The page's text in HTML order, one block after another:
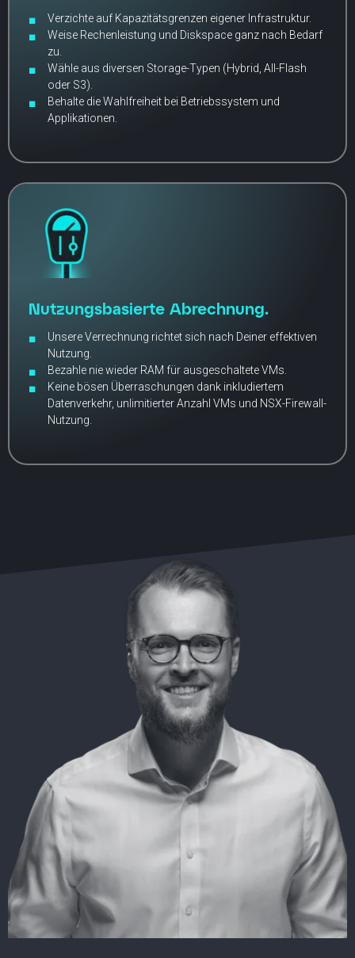
Verzichte auf Kapazitätsgrenzen eigener Infrastruktur.
Weise Rechenleistung und Diskspace ganz nach Bedarf
zu.
Wähle aus diversen Storage-Typen (Hybrid, All-Flash
oder S3).
Behalte die Wahlfreiheit bei Betriebssystem und
Applikationen.
Nutzungsbasierte Abrechnung.
Unsere Verrechnung richtet sich nach Deiner effektiven
Nutzung.
Bezahle nie wieder RAM für ausgeschaltete VMs.
Keine bösen Überraschungen dank inkludiertem
Datenverkehr, unlimitierter Anzahl VMs und NSX-Firewall-
Nutzung.